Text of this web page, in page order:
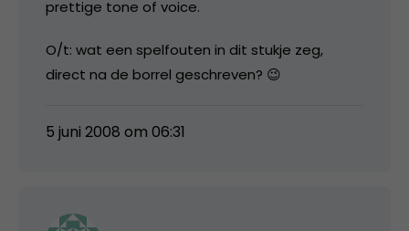
prettige tone of voice.
O/t: wat een spelfouten in dit stukje zeg,
direct na de borrel geschreven? 😉
5 juni 2008 om 06:31